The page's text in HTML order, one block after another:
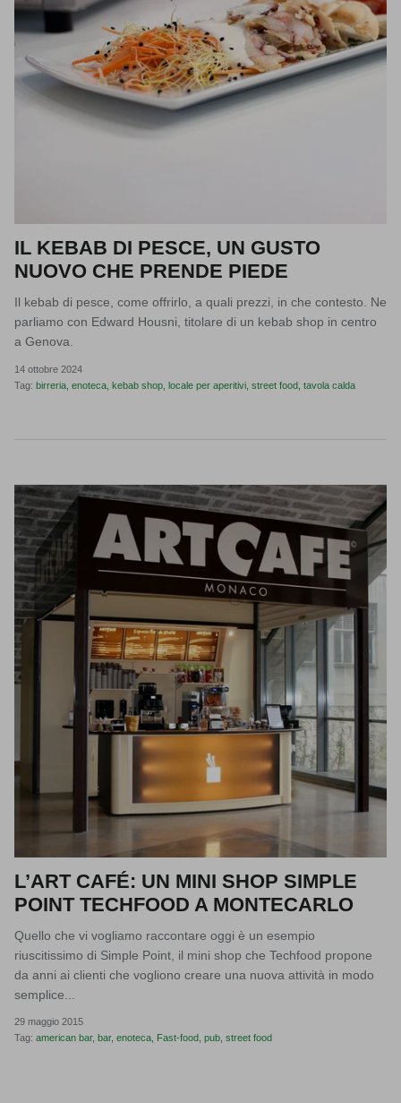
IL KEBAB DI PESCE, UN GUSTO
NUOVO CHE PRENDE PIEDE
Il kebab di pesce, come offrirlo, a quali prezzi, in che contesto. Ne
parliamo con Edward Housni, titolare di un kebab shop in centro
a Genova.
14 ottobre 2024
Tag: birreria enoteca kebab shop locale per aperitivi street food tavola calda
L’ART CAFÉ: UN MINI SHOP SIMPLE
POINT TECHFOOD A MONTECARLO
Quello che vi vogliamo raccontare oggi è un esempio
riuscitissimo di Simple Point, il mini shop che Techfood propone
da anni ai clienti che vogliono creare una nuova attività in modo
semplice...
29 maggio 2015
Tag: american bar bar enoteca Fast-food pub street food